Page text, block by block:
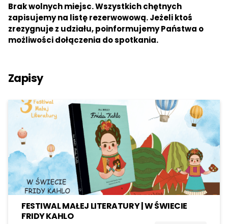
Brak wolnych miejsc. Wszystkich chętnych
zapisujemy na listę rezerwowową. Jeżeli ktoś
zrezygnuje z udziału, poinformujemy Państwa o
możliwości dołączenia do spotkania.
Zapisy
FESTIWAL MAŁEJ LITERATURY | W ŚWIECIE
FRIDY KAHLO